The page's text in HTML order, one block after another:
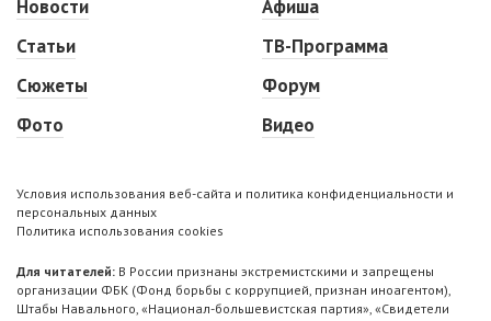
Новости
Статьи
Сюжеты
Фото
Афиша
ТВ-Программа
Форум
Видео
Условия использования веб-сайта и политика конфиденциальности и
персональных данных
Политика использования cookies
Для читателей: В России признаны экстремистскими и запрещены
организации ФБК (Фонд борьбы с коррупцией, признан иноагентом),
Штабы Навального, «Национал-большевистская партия», «Свидетели